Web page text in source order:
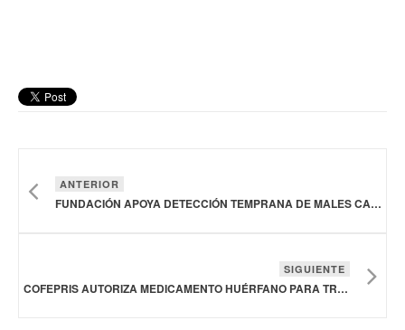
ANTERIOR
FUNDACIÓN APOYA DETECCIÓN TEMPRANA DE MALES CARDIACOS EN MENORES DE EDAD
SIGUIENTE
COFEPRIS AUTORIZA MEDICAMENTO HUÉRFANO PARA TRATAR HEPATITIS C CRÓNICA EN NIÑOS